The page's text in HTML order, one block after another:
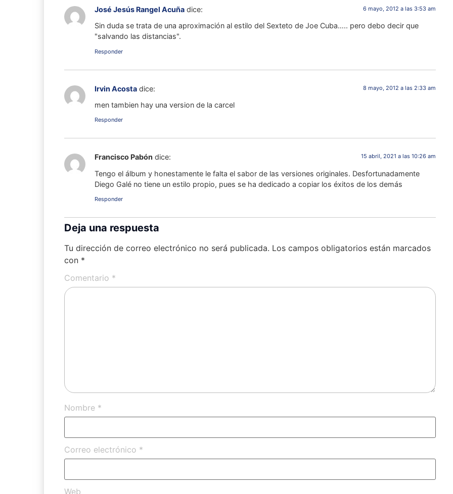
José Jesús Rangel Acuña dice: 6 mayo, 2012 a las 3:53 am
Sin duda se trata de una aproximación al estilo del Sexteto de Joe Cuba….. pero debo decir que
"salvando las distancias".
Responder
Irvin Acosta dice: 8 mayo, 2012 a las 2:33 am
men tambien hay una version de la carcel
Responder
Francisco Pabón dice: 15 abril, 2021 a las 10:26 am
Tengo el álbum y honestamente le falta el sabor de las versiones originales. Desfortunadamente
Diego Galé no tiene un estilo propio, pues se ha dedicado a copiar los éxitos de los demás
Responder
Deja una respuesta
Tu dirección de correo electrónico no será publicada. Los campos obligatorios están marcados
con *
Comentario *
Nombre *
Correo electrónico *
Web